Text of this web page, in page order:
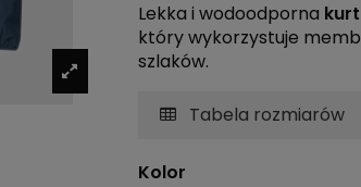
Lekka i wodoodporna
który wykorzystuje
szlaków.
Tabela rozmiarów
Kolor